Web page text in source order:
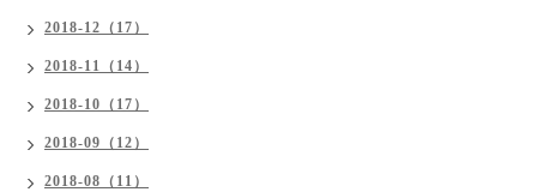
2018-12（17）
2018-11（14）
2018-10（17）
2018-09（12）
2018-08（11）